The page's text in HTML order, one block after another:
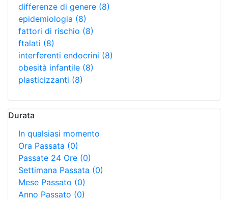
differenze di genere (8)
epidemiologia (8)
fattori di rischio (8)
ftalati (8)
interferenti endocrini (8)
obesità infantile (8)
plasticizzanti (8)
Durata
In qualsiasi momento
Ora Passata (0)
Passate 24 Ore (0)
Settimana Passata (0)
Mese Passato (0)
Anno Passato (0)